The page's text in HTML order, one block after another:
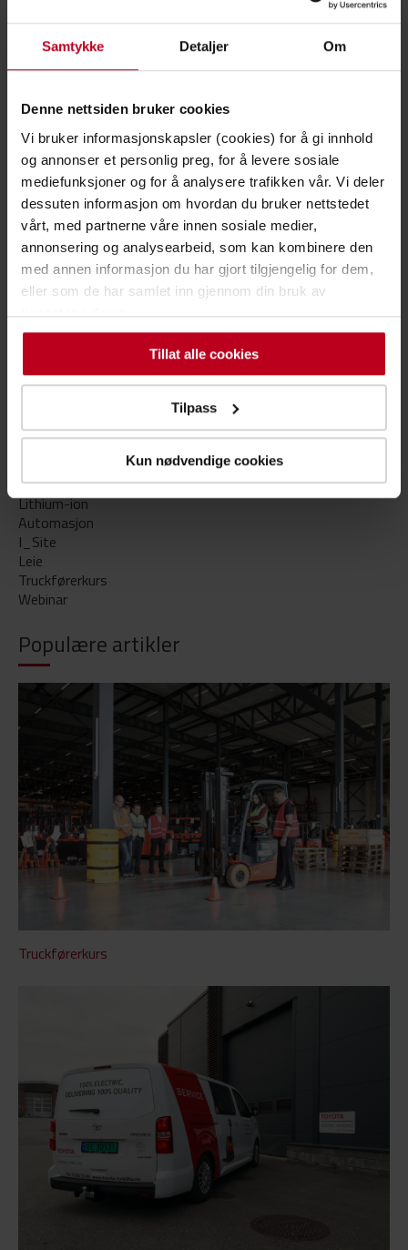
Samtykke Detaljer Om
Denne nettsiden bruker cookies
Vi bruker informasjonskapsler (cookies) for å gi innhold
og annonser et personlig preg, for å levere sosiale
mediefunksjoner og for å analysere trafikken vår. Vi deler
dessuten informasjon om hvordan du bruker nettstedet
vårt, med partnerne våre innen sosiale medier,
annonsering og analysearbeid, som kan kombinere den
med annen informasjon du har gjort tilgjengelig for dem,
eller som de har samlet inn gjennom din bruk av
tjenestene deres.
Tillat alle cookies
Tilpass
Kun nødvendige cookies
6 grunner til å korttidsleie en truck
1 minutt å lese
Leie
Selv om din materialhåndtering normalt fungerer fint
og du er fornøyd med din truckflåte,...
Les mer
Alle tagger innen Guider
Lithium-ion
Alle tagger
Bærekraft
Lithium-ion
Automasjon
I_Site
Leie
Truckførerkurs
Webinar
Populære artikler
Truckførerkurs